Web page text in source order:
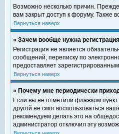
Возможно несколько причин.
вам закрыт доступ к форуму. Также
Вернуться наверх
» Зачем вообще нужна
Регистрация не является
сообщений, переписку по
предоставляет
Вернуться наверх
» Почему мне периодически
Если вы не отметили флажком
другой не смог воспользоваться
рекомендуем делать это на
администратор отключил эту